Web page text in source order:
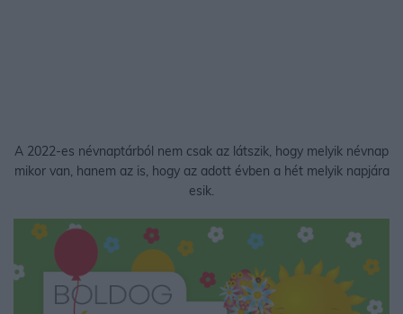
A 2022-es névnaptárból nem csak az látszik, hogy melyik névnap
mikor van, hanem az is, hogy az adott évben a hét melyik napjára
esik.